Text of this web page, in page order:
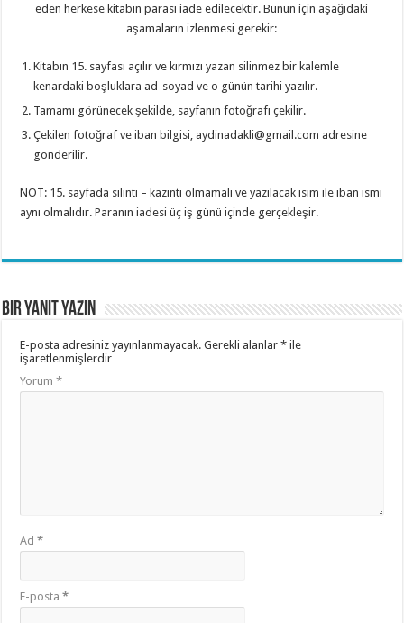
eden herkese kitabın parası iade edilecektir. Bunun için aşağıdaki
aşamaların izlenmesi gerekir:
Kitabın 15. sayfası açılır ve kırmızı yazan silinmez bir kalemle
kenardaki boşluklara ad-soyad ve o günün tarihi yazılır.
Tamamı görünecek şekilde, sayfanın fotoğrafı çekilir.
Çekilen fotoğraf ve iban bilgisi, aydinadakli@gmail.com adresine
gönderilir.
NOT: 15. sayfada silinti – kazıntı olmamalı ve yazılacak isim ile iban ismi
aynı olmalıdır. Paranın iadesi üç iş günü içinde gerçekleşir.
Bir yanıt yazın
E-posta adresiniz yayınlanmayacak. Gerekli alanlar* ile
işaretlenmişlerdir
Yorum*
Ad*
E-posta*